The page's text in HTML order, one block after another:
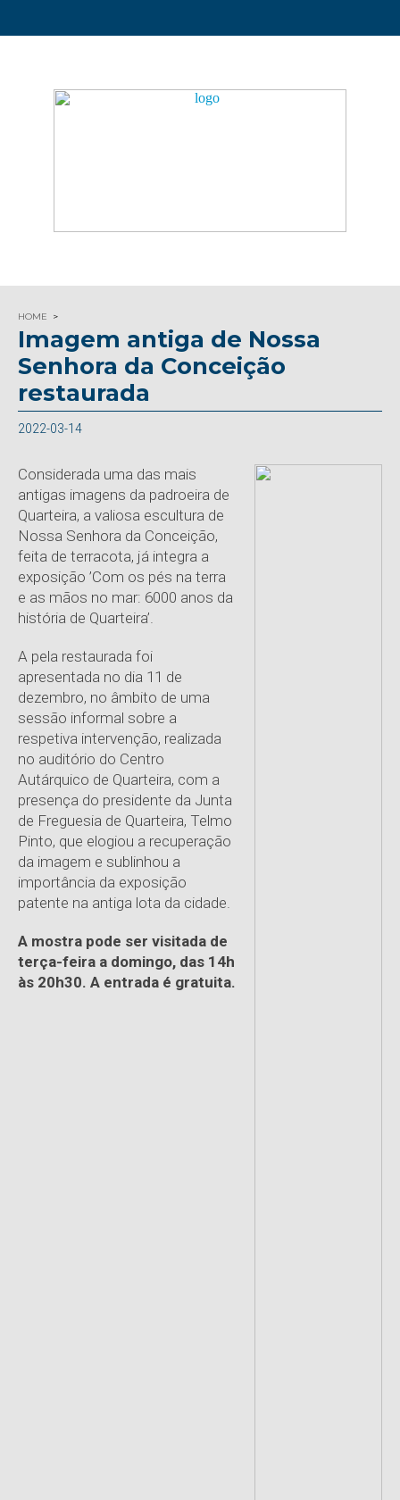
HOME
Imagem antiga de Nossa
Senhora da Conceição
restaurada
2022-03-14
Considerada uma das mais
antigas imagens da padroeira de
Quarteira, a valiosa escultura de
Nossa Senhora da Conceição,
feita de terracota, já integra a
exposição ’Com os pés na terra
e as mãos no mar: 6000 anos da
história de Quarteira’.
A pela restaurada foi
apresentada no dia 11 de
dezembro, no âmbito de uma
sessão informal sobre a
respetiva intervenção, realizada
no auditório do Centro
Autárquico de Quarteira, com a
presença do presidente da Junta
de Freguesia de Quarteira, Telmo
Pinto, que elogiou a recuperação
da imagem e sublinhou a
importância da exposição
patente na antiga lota da cidade.
A mostra pode ser visitada de
terça-feira a domingo, das 14h
às 20h30. A entrada é gratuita.